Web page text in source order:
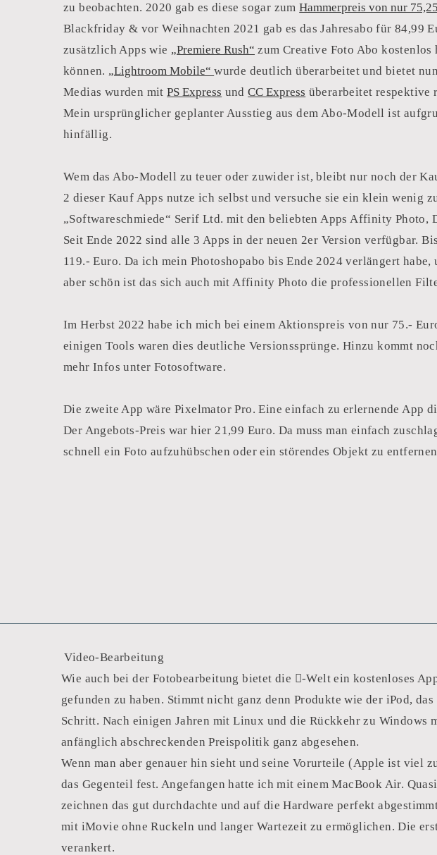
zu beobachten. 2020 gab es diese sogar zumHammerpreis von nur
Blackfriday & vor Weihnachten 2021 gab es das Jahresabo für 84,99
zusätzlich Apps wie „Premiere Rush“ zum Creative Foto Abo kostenlos
können. „Lightroom Mobile“wurde deutlich überarbeitet und bietet
Medias wurden mitPS Express undCC Express überarbeitet respektive
Mein ursprünglicher geplanter Ausstieg aus dem Abo-Modell ist
hinfällig.
Wem das Abo-Modell zu teuer oder zuwider ist, bleibt nur noch der
2 dieser Kauf Apps nutze ich selbst und versuche sie ein klein wenig
„Softwareschmiede“ Serif Ltd. mit den beliebten Apps Affinity Photo,
Seit Ende 2022 sind alle 3 Apps in der neuen 2er Version verfügbar.
119.- Euro. Da ich mein Photoshopabo bis Ende 2024 verlängert
aber schön ist das sich auch mit Affinity Photo die professionellen
Im Herbst 2022 habe ich mich bei einem Aktionspreis von nur 75.-
einigen Tools waren dies deutliche Versionssprünge. Hinzu kommt
mehr Infos unter Fotosoftware.
Die zweite App wäre Pixelmator Pro. Eine einfach zu erlernende App
Der Angebots-Preis war hier 21,99 Euro. Da muss man einfach
schnell ein Foto aufzuhübschen oder ein störendes Objekt zu
‍ Video-Bearbeitung
Wie auch bei der Fotobearbeitung bietet die -Welt ein kostenloses
gefunden zu haben. Stimmt nicht ganz denn Produkte wie der iPod,
Schritt. Nach einigen Jahren mit Linux und die Rückkehr zu
anfänglich abschreckenden Preispolitik ganz abgesehen.
Wenn man aber genauer hin sieht und seine Vorurteile (Apple ist viel
das Gegenteil fest. Angefangen hatte ich mit einem MacBook Air.
zeichnen das gut durchdachte und auf die Hardware perfekt
mit iMovie ohne Ruckeln und langer Wartezeit zu ermöglichen. Die
verankert.